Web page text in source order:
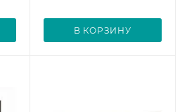
В КОРЗИНУ